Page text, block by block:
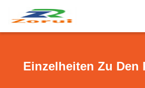
Einzelheiten Zu Den